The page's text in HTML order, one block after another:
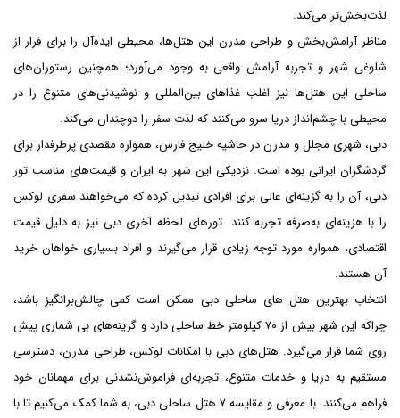
لذت‌بخش‌تر می‌کند.
مناظر آرامش‌بخش و طراحی مدرن این هتل‌ها، محیطی ایده‌آل را برای فرار از
شلوغی شهر و تجربه آرامش واقعی به وجود می‌آورد؛ همچنین رستوران‌های
ساحلی این هتل‌ها نیز اغلب غذاهای بین‌المللی و نوشیدنی‌های متنوع را در
محیطی با چشم‌انداز دریا سرو می‌کنند که لذت سفر را دوچندان می‌کند.
دبی، شهری مجلل و مدرن در حاشیه خلیج فارس، همواره مقصدی پرطرفدار برای
گردشگران ایرانی بوده است. نزدیکی این شهر به ایران و قیمت‌های مناسب تور
دبی، آن را به گزینه‌ای عالی برای افرادی تبدیل کرده که می‌خواهند سفری لوکس
را با هزینه‌ای به‌صرفه تجربه کنند. تورهای لحظه آخری دبی نیز به دلیل قیمت
اقتصادی، همواره مورد توجه زیادی قرار می‌گیرند و افراد بسیاری خواهان خرید
آن هستند.
انتخاب بهترین هتل‌ های ساحلی دبی ممکن است کمی چالش‌برانگیز باشد،
چراکه این شهر بیش از ۷۰ کیلومتر خط ساحلی دارد و گزینه‌های بی شماری پیش
روی شما قرار می‌گیرد. هتل‌های دبی با امکانات لوکس، طراحی مدرن، دسترسی
مستقیم به دریا و خدمات متنوع، تجربه‌ای فراموش‌نشدنی برای مهمانان خود
فراهم می‌کنند. با معرفی و مقایسه ۷ هتل ساحلی دبی، به شما کمک می‌کنیم تا با